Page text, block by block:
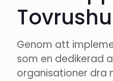
Genom att
som en dedikerad
organisationer dra